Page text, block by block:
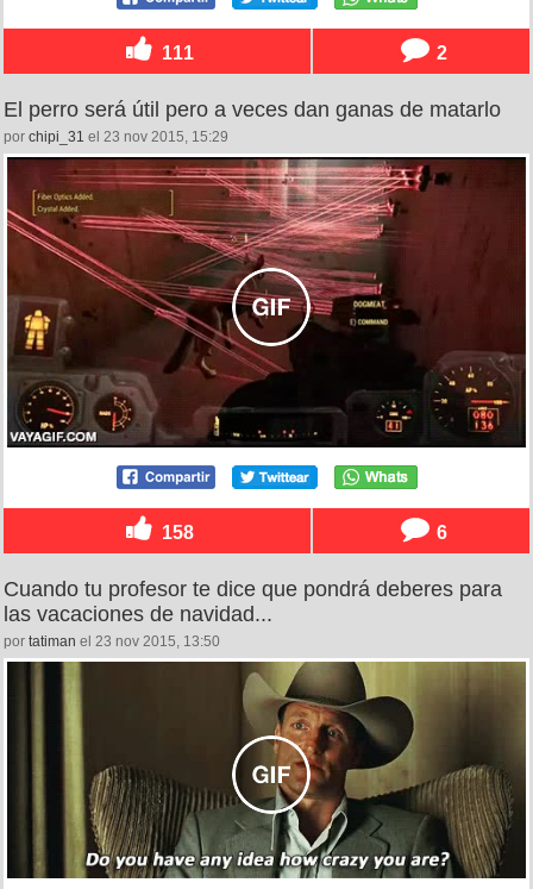
111 2
El perro será útil pero a veces dan ganas de matarlo
por chipi_31 el 23 nov 2015, 15:29
158 6
Cuando tu profesor te dice que pondrá deberes para
las vacaciones de navidad...
por tatiman el 23 nov 2015, 13:50